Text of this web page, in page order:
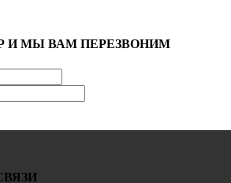
И МЫ ВАМ ПЕРЕЗВОНИМ